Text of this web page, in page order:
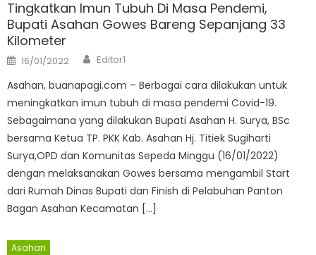
Tingkatkan Imun Tubuh Di Masa Pendemi,
Bupati Asahan Gowes Bareng Sepanjang 33
Kilometer
Posted
on
16/01/2022 Author
Editor1
Asahan, buanapagi.com – Berbagai cara dilakukan untuk
meningkatkan imun tubuh di masa pendemi Covid-19.
Sebagaimana yang dilakukan Bupati Asahan H. Surya, BSc
bersama Ketua TP. PKK Kab. Asahan Hj. Titiek Sugiharti
Surya,OPD dan Komunitas Sepeda Minggu (16/01/2022)
dengan melaksanakan Gowes bersama mengambil Start
dari Rumah Dinas Bupati dan Finish di Pelabuhan Panton
Bagan Asahan Kecamatan […]
Asahan